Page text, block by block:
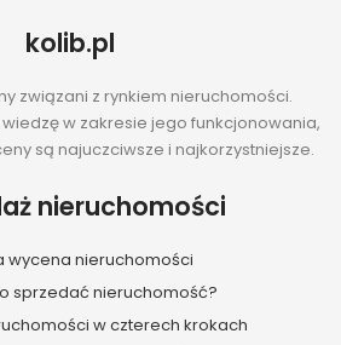
kolib.pl
związani z rynkiem nieruchomości.
w zakresie jego funkcjonowania,
są najuczciwsze i najkorzystniejsze.
nieruchomości
wycena nieruchomości
sprzedać nieruchomość?
w czterech krokach